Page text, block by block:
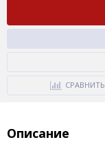
СРАВНИТЬ
Описание